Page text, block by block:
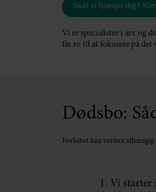
Skal vi hjælpe dig?
Vi er specialister i arv og
får ro til at fokusere på det
Dødsbo:
Forløbet kan variere afhængig
1. Vi starter